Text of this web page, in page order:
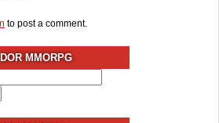
to post a comment.
MMORPG